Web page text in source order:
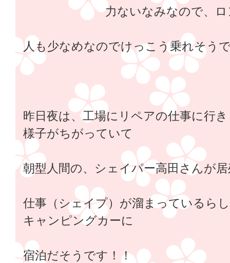
力ないなみなので、
人も少なめなのでけっこう乗れそう
昨日夜は、工場にリペアの仕事に行
様子がちがっていて
朝型人間の、シェイパー高田さんが
仕事（シェイプ）が溜まっているら
キャンピングカーに
宿泊だそうです！！